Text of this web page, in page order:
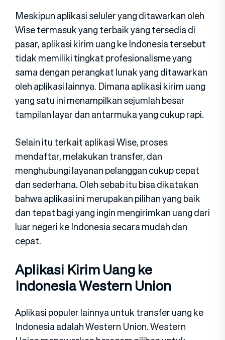
Meskipun aplikasi seluler yang ditawarkan oleh
Wise termasuk yang terbaik yang tersedia di
pasar, aplikasi kirim uang ke Indonesia tersebut
tidak memiliki tingkat profesionalisme yang
sama dengan perangkat lunak yang ditawarkan
oleh aplikasi lainnya. Dimana aplikasi kirim uang
yang satu ini menampilkan sejumlah besar
tampilan layar dan antarmuka yang cukup rapi.
Selain itu terkait aplikasi Wise, proses
mendaftar, melakukan transfer, dan
menghubungi layanan pelanggan cukup cepat
dan sederhana. Oleh sebab itu bisa dikatakan
bahwa aplikasi ini merupakan pilihan yang baik
dan tepat bagi yang ingin mengirimkan uang dari
luar negeri ke Indonesia secara mudah dan
cepat.
Aplikasi Kirim Uang ke
Indonesia Western Union
Aplikasi populer lainnya untuk transfer uang ke
Indonesia adalah Western Union. Western